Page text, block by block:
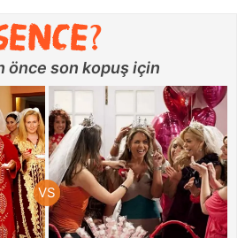
önce son kopuş için